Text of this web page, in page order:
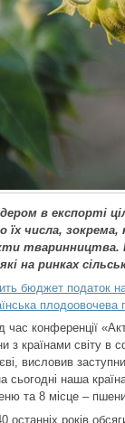
в експорті
їх числа,
тваринництва.
на ринках
бюджет податок на
час конференції
з країнами світу в
висловив
сьогодні наша
та 8 місце –
останніх років